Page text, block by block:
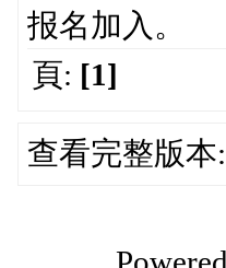
报名加入。
頁: [1]
查看完整版本: